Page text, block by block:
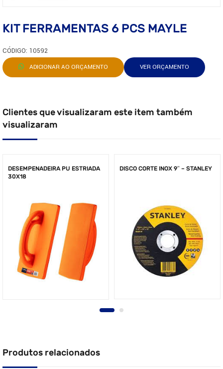
KIT FERRAMENTAS 6 PCS MAYLE
CÓDIGO: 10592
ADICIONAR AO ORÇAMENTO VER ORÇAMENTO
Clientes que visualizaram este item também
visualizaram
DESEMPENADEIRA PU ESTRIADA
30X18
DISCO CORTE INOX 9″ – STANLEY
Produtos relacionados